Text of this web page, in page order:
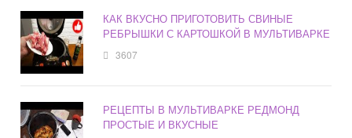
КАК ВКУСНО ПРИГОТОВИТЬ СВИНЫЕ
РЕБРЫШКИ С КАРТОШКОЙ В МУЛЬТИВАРКЕ
3607
РЕЦЕПТЫ В МУЛЬТИВАРКЕ РЕДМОНД
ПРОСТЫЕ И ВКУСНЫЕ